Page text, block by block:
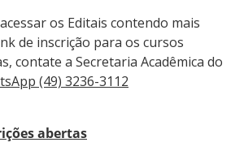
os Editais contendo mais
de inscrição para os cursos
contate a Secretaria Acadêmica do
(49) 3236-3112
abertas